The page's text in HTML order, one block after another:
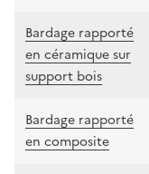
Bardage rapporté
en céramique sur
support bois
Bardage rapporté
en composite